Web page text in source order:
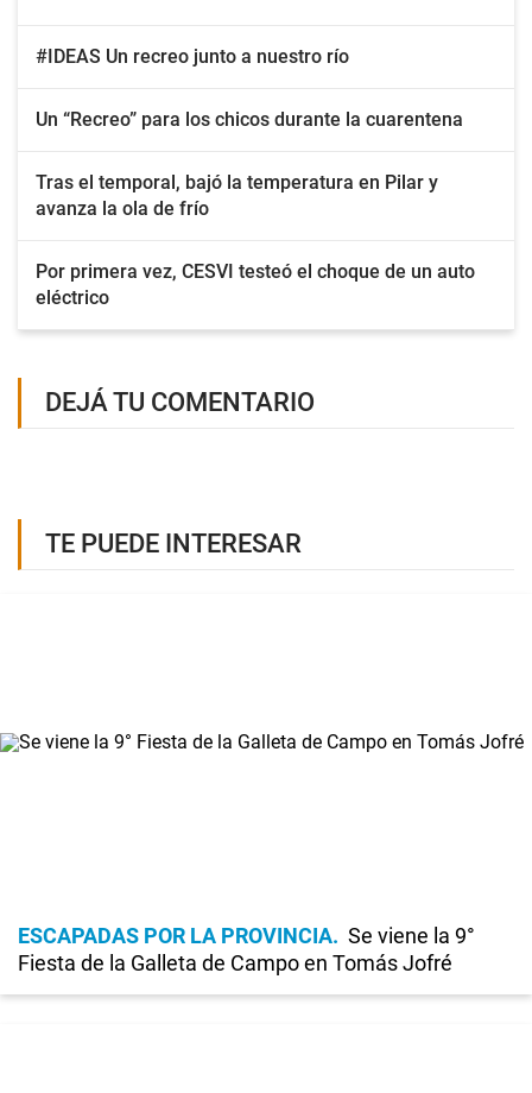
#IDEAS Un recreo junto a nuestro río
Un “Recreo” para los chicos durante la cuarentena
Tras el temporal, bajó la temperatura en Pilar y
avanza la ola de frío
Por primera vez, CESVI testeó el choque de un auto
eléctrico
DEJÁ TU COMENTARIO
TE PUEDE INTERESAR
ESCAPADAS POR LA PROVINCIA
Se viene la 9°
Fiesta de la Galleta de Campo en Tomás Jofré